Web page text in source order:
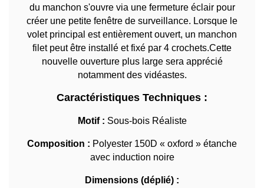
du manchon s'ouvre via une fermeture éclair pour
créer une petite fenêtre de surveillance. Lorsque le
volet principal est entièrement ouvert, un manchon
filet peut être installé et fixé par 4 crochets.Cette
nouvelle ouverture plus large sera apprécié
notamment des vidéastes.
Caractéristiques Techniques :
Motif : Sous-bois Réaliste
Composition : Polyester 150D « oxford » étanche
avec induction noire
Dimensions (déplié) :